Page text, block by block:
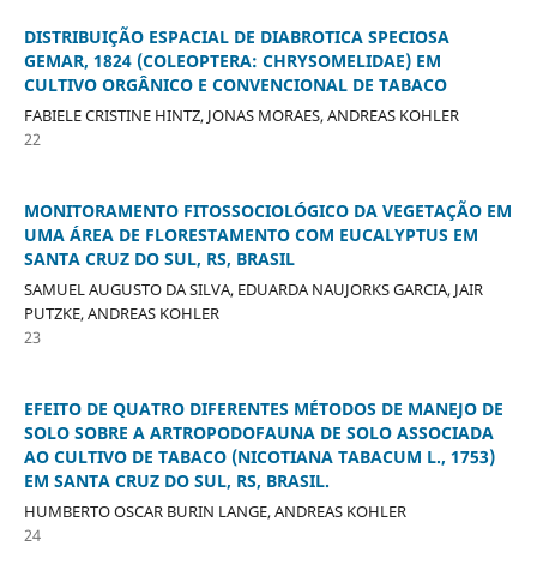
DISTRIBUIÇÃO ESPACIAL DE DIABROTICA SPECIOSA
GEMAR, 1824 (COLEOPTERA: CHRYSOMELIDAE) EM
CULTIVO ORGÂNICO E CONVENCIONAL DE TABACO
FABIELE CRISTINE HINTZ, JONAS MORAES, ANDREAS KOHLER
22
MONITORAMENTO FITOSSOCIOLÓGICO DA VEGETAÇÃO EM
UMA ÁREA DE FLORESTAMENTO COM EUCALYPTUS EM
SANTA CRUZ DO SUL, RS, BRASIL
SAMUEL AUGUSTO DA SILVA, EDUARDA NAUJORKS GARCIA, JAIR
PUTZKE, ANDREAS KOHLER
23
EFEITO DE QUATRO DIFERENTES MÉTODOS DE MANEJO DE
SOLO SOBRE A ARTROPODOFAUNA DE SOLO ASSOCIADA
AO CULTIVO DE TABACO (NICOTIANA TABACUM L., 1753)
EM SANTA CRUZ DO SUL, RS, BRASIL.
HUMBERTO OSCAR BURIN LANGE, ANDREAS KOHLER
24